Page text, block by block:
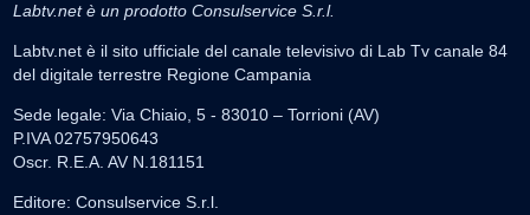
Labtv.net è un prodotto Consulservice S.r.l.
Labtv.net è il sito ufficiale del canale televisivo di Lab Tv canale 84
del digitale terrestre Regione Campania
Sede legale: Via Chiaio, 5 - 83010 – Torrioni (AV)
P.IVA 02757950643
Oscr. R.E.A. AV N.181151
Editore: Consulservice S.r.l.